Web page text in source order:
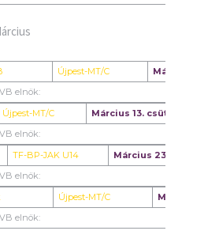
Újpest-MT/C Március 2.
elnök:
Újpest-MT/C Március 13. csütörtök
elnök:
TF-BP-JAK U14 Március 23. vasárnap
elnök:
Újpest-MT/C Március 29.
elnök: